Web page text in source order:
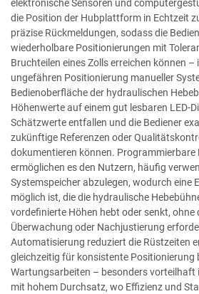
elektronische Sensoren und
die Position der Hubplattform in Echtzeit
präzise Rückmeldungen, sodass die
wiederholbare Positionierungen mit
Bruchteilen eines Zolls erreichen können –
ungefähren Positionierung manueller
Bedienoberfläche der hydraulischen
Höhenwerte auf einem gut lesbaren LED-
Schätzwerte entfallen und die Bediener
zukünftige Referenzen oder
dokumentieren können. Programmierbare
ermöglichen es den Nutzern, häufig
Systemspeicher abzulegen, wodurch eine
möglich ist, die die hydraulische
vordefinierte Höhen hebt oder senkt, ohne
Überwachung oder Nachjustierung
Automatisierung reduziert die Rüstzeiten
gleichzeitig für konsistente Positionierung
Wartungsarbeiten – besonders vorteilhaft
mit hohem Durchsatz, wo Effizienz und